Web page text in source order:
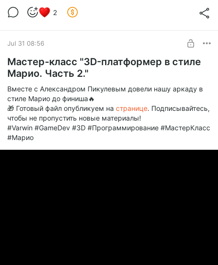
2
Jul 31 08:56
Мастер-класс "3D-платформер в стиле
Марио. Часть 2."
Вместе с Александром Пикулевым довели нашу аркаду в
стиле Марио до финиша🔥
🎁 Готовый файл опубликуем на странице. Подписывайтесь,
чтобы не пропустить новые материалы!
#Varwin #GameDev #3D #Программирование #МастерКласс
#Марио